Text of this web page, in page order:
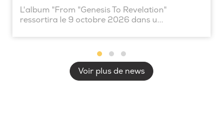
L'album "From "Genesis To Revelation"
ressortira le 9 octobre 2026 dans u...
Voir plus de news